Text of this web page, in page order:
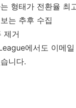
형태가 전환율 최
는 추후 수집
제거
에서도 이메일
니다.